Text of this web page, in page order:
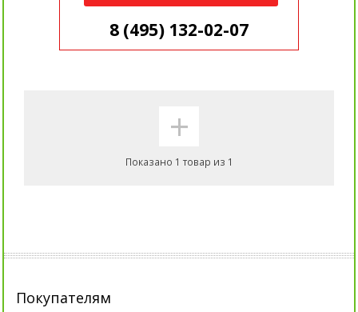
8 (495) 132-02-07
+
Показано 1 товар из 1
Покупателям